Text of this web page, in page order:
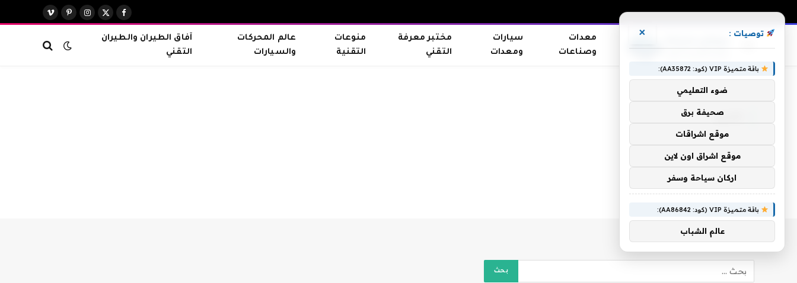
فيسبوك
X
الانستغرامبينتيريست
فيميو
معدات
وصناعات
سيارات
ومعدات
مختبر معرفة
التقني
منوعات
التقنية
عالم المحركات
والسيارات
آفاق الطيران والطيران
التقني
تقليم
توصيات : ×
باقة متميزة VIP (كود: AA35872):
ضوء التعليمي
صحيفة برق
موقع اشراقات
موقع اشراق اون لاين
اركان سياحة وسفر
باقة متميزة VIP (كود: AA86842):
عالم الشباب